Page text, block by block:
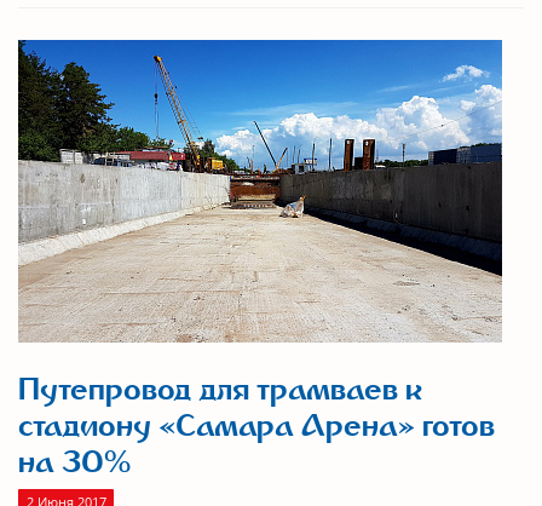
Путепровод для трамваев к
стадиону «Самара Арена» готов
на 30%
2 Июня 2017